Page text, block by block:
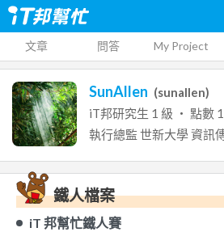
文章 問答 My Project
SunAllen (sunallen)
iT邦研究生 1 級 ‧ 點數
執行總監 世新大學資訊
鐵人檔案
iT 邦幫忙鐵人賽